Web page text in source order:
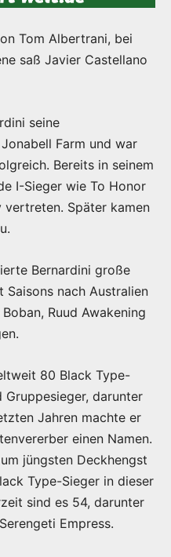
Tom Albertrani, bei
saß Javier Castellano
seine
Farm und war
Bereits in seinem
I-Sieger wie To Honor
Später kamen
Bernardini große
nach Australien
Ruud Awakening
80 Black Type-
darunter
Jahren machte er
einen Namen.
jüngsten Deckhengst
Type-Sieger in dieser
sind es 54, darunter
Empress.